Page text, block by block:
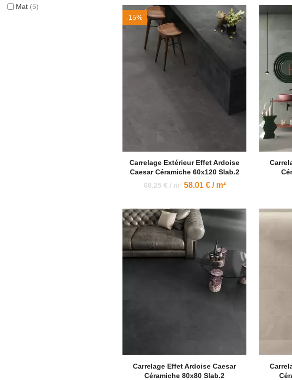
Mat (5)
Carrelage Extérieur Effet Ardoise
Caesar Céramiche 60x120 Slab.2
68.25 € / m² 58.01 € / m²
-15%
Carrelage Effet Ardoise Caesar
Céramiche 80x80 Slab.2